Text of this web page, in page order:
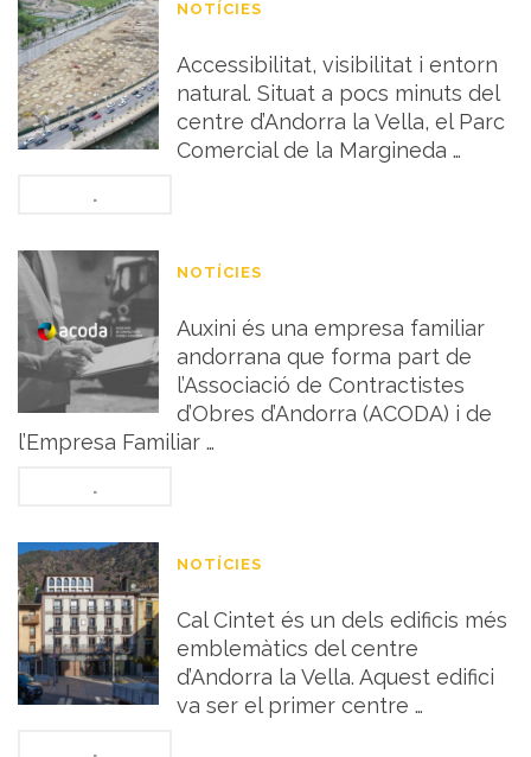
NOTÍCIES
Accessibilitat, visibilitat i entorn
natural. Situat a pocs minuts del
centre d’Andorra la Vella, el Parc
Comercial de la Margineda …
.
NOTÍCIES
Auxini és una empresa familiar
andorrana que forma part de
l’Associació de Contractistes
d’Obres d’Andorra (ACODA) i de
l’Empresa Familiar …
.
NOTÍCIES
Cal Cintet és un dels edificis més
emblemàtics del centre
d’Andorra la Vella. Aquest edifici
va ser el primer centre …
.